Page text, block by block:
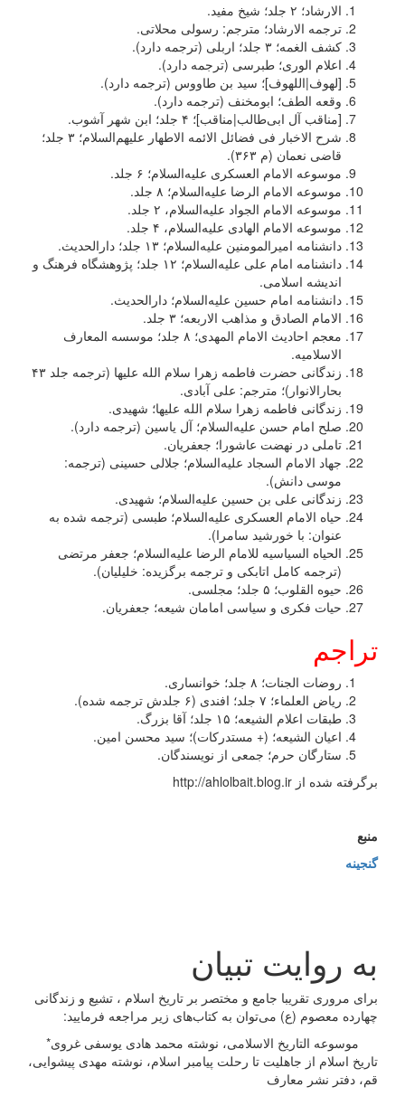
الارشاد؛ ۲ جلد؛ شیخ مفید.
ترجمه الارشاد؛ مترجم: رسولی محلاتی.
کشف الغمه؛ ۳ جلد؛ اربلی (ترجمه دارد).
اعلام الورى؛ طبرسی (ترجمه دارد).
[لهوف|اللهوف]؛ سید بن طاووس (ترجمه دارد).
وقعه الطف؛‌ ابومخنف (ترجمه دارد).
[مناقب آل ابی‌طالب|مناقب]؛ ۴ جلد؛ ابن شهر آشوب.
شرح الاخبار فی فضائل الائمه الاطهار علیهم‌السلام؛ ۳ جلد؛
قاضی نعمان (م ۳۶۳).
موسوعه الامام العسکری علیه‌السلام؛ ۶ جلد.
موسوعه الامام الرضا علیه‌السلام؛ ۸ جلد.
موسوعه الامام الجواد علیه‌السلام، ۲ جلد.
موسوعه الامام الهادی علیه‌السلام، ۴ جلد.
دانشنامه امیرالمومنین علیه‌السلام؛ ۱۳ جلد؛ دارالحدیث.
دانشنامه امام علی علیه‌السلام؛ ۱۲ جلد؛ پژوهشگاه فرهنگ و
اندیشه اسلامی.
دانشنامه امام حسین علیه‌السلام؛ دارالحدیث.
الامام الصادق و مذاهب الاربعه؛ ۳ جلد.
معجم احادیث الامام المهدی؛ ۸ جلد؛ موسسه المعارف
الاسلامیه.
زندگانی حضرت فاطمه زهرا سلام الله علیها (ترجمه جلد ۴۳
بحارالانوار)؛ مترجم: علی آبادی.
زندگانی فاطمه زهرا سلام الله علیها؛ شهیدی.
صلح امام حسن علیه‌السلام؛ آل یاسین (ترجمه دارد).
تاملی در نهضت عاشورا؛ جعفریان.
جهاد الامام السجاد علیه‌السلام؛ جلالی حسینی (ترجمه:
موسی دانش).
زندگانی علی بن حسین علیه‌السلام؛ شهیدی.
حیاه الامام العسکری علیه‌السلام؛ طبسی (ترجمه شده به
عنوان: با خورشید سامرا).
الحیاه السیاسیه للامام الرضا علیه‌السلام؛ جعفر مرتضی
(ترجمه کامل اتابکی و ترجمه برگزیده: خلیلیان).
حیوه القلوب؛ ۵ جلد؛ مجلسی.
حیات فکری و سیاسی امامان شیعه؛ جعفریان.
تراجم
روضات الجنات؛ ۸ جلد؛ خوانساری.
ریاض العلماء؛ ۷ جلد؛ افندی (۶ جلدش ترجمه شده).
طبقات اعلام الشیعه؛ ۱۵ جلد؛ آقا بزرگ.
اعیان الشیعه؛ (+ مستدرکات)؛ سید محسن امین.
ستارگان حرم؛ جمعی از نویسندگان.
برگرفته شده از http://ahlolbait.blog.ir
منبع
گنجینه
به روایت تبیان
برای مروری تقریبا جامع و مختصر بر تاریخ اسلام ، تشیع و زندگانی
چهارده معصوم (ع) می‌توان به کتاب‌های زیر مراجعه فرمایید:
موسوعه التاریخ الاسلامی، نوشته محمد هادی یوسفی غروی*
تاریخ اسلام از جاهلیت تا رحلت پیامبر اسلام، نوشته مهدی پیشوایی،
قم،‌ دفتر نشر معارف